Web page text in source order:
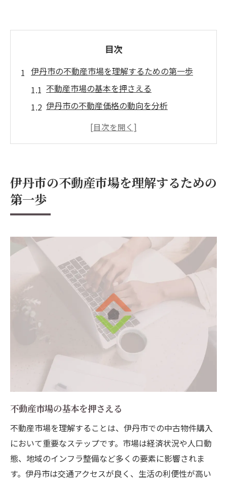
目次
伊丹市の不動産市場を理解するための第一歩
不動産市場の基本を押さえる
伊丹市の不動産価格の動向を分析
不動産購入における重要な要素
不動産市場の未来予測
自然環境と交通の利便性が魅力の伊丹市を不動
産視点で探る
交通アクセスの良さを活かす
不動産購入における地理的利点
生活環境としての伊丹市を評価
自然と便利さのバランスを取る方法
地域の暮らしを体験する
中古物件を選ぶ際に知っておくべき伊丹市の不
中古物件の人気エリアを探る
伊丹市の中古物件の価格推移
購入者が求める物件の特徴
不動産投資としての中古物件
市場トレンドの変化に対応する方法
中古物件選びで失敗しないためのポイント
賢い不動産購入戦略とは？伊丹市での成功例を
伊丹市の不動産市場を理解するための
第一歩
不動産市場の基本を押さえる
不動産市場を理解することは、伊丹市での中古物件購入
において重要なステップです。市場は経済状況や人口動
態、地域のインフラ整備など多くの要素に影響されま
す。伊丹市は交通アクセスが良く、生活の利便性が高い